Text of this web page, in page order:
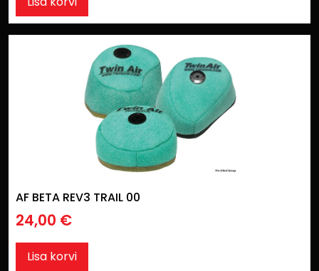
AF BETA REV3 TRAIL 00
24,00 €
Lisa korvi